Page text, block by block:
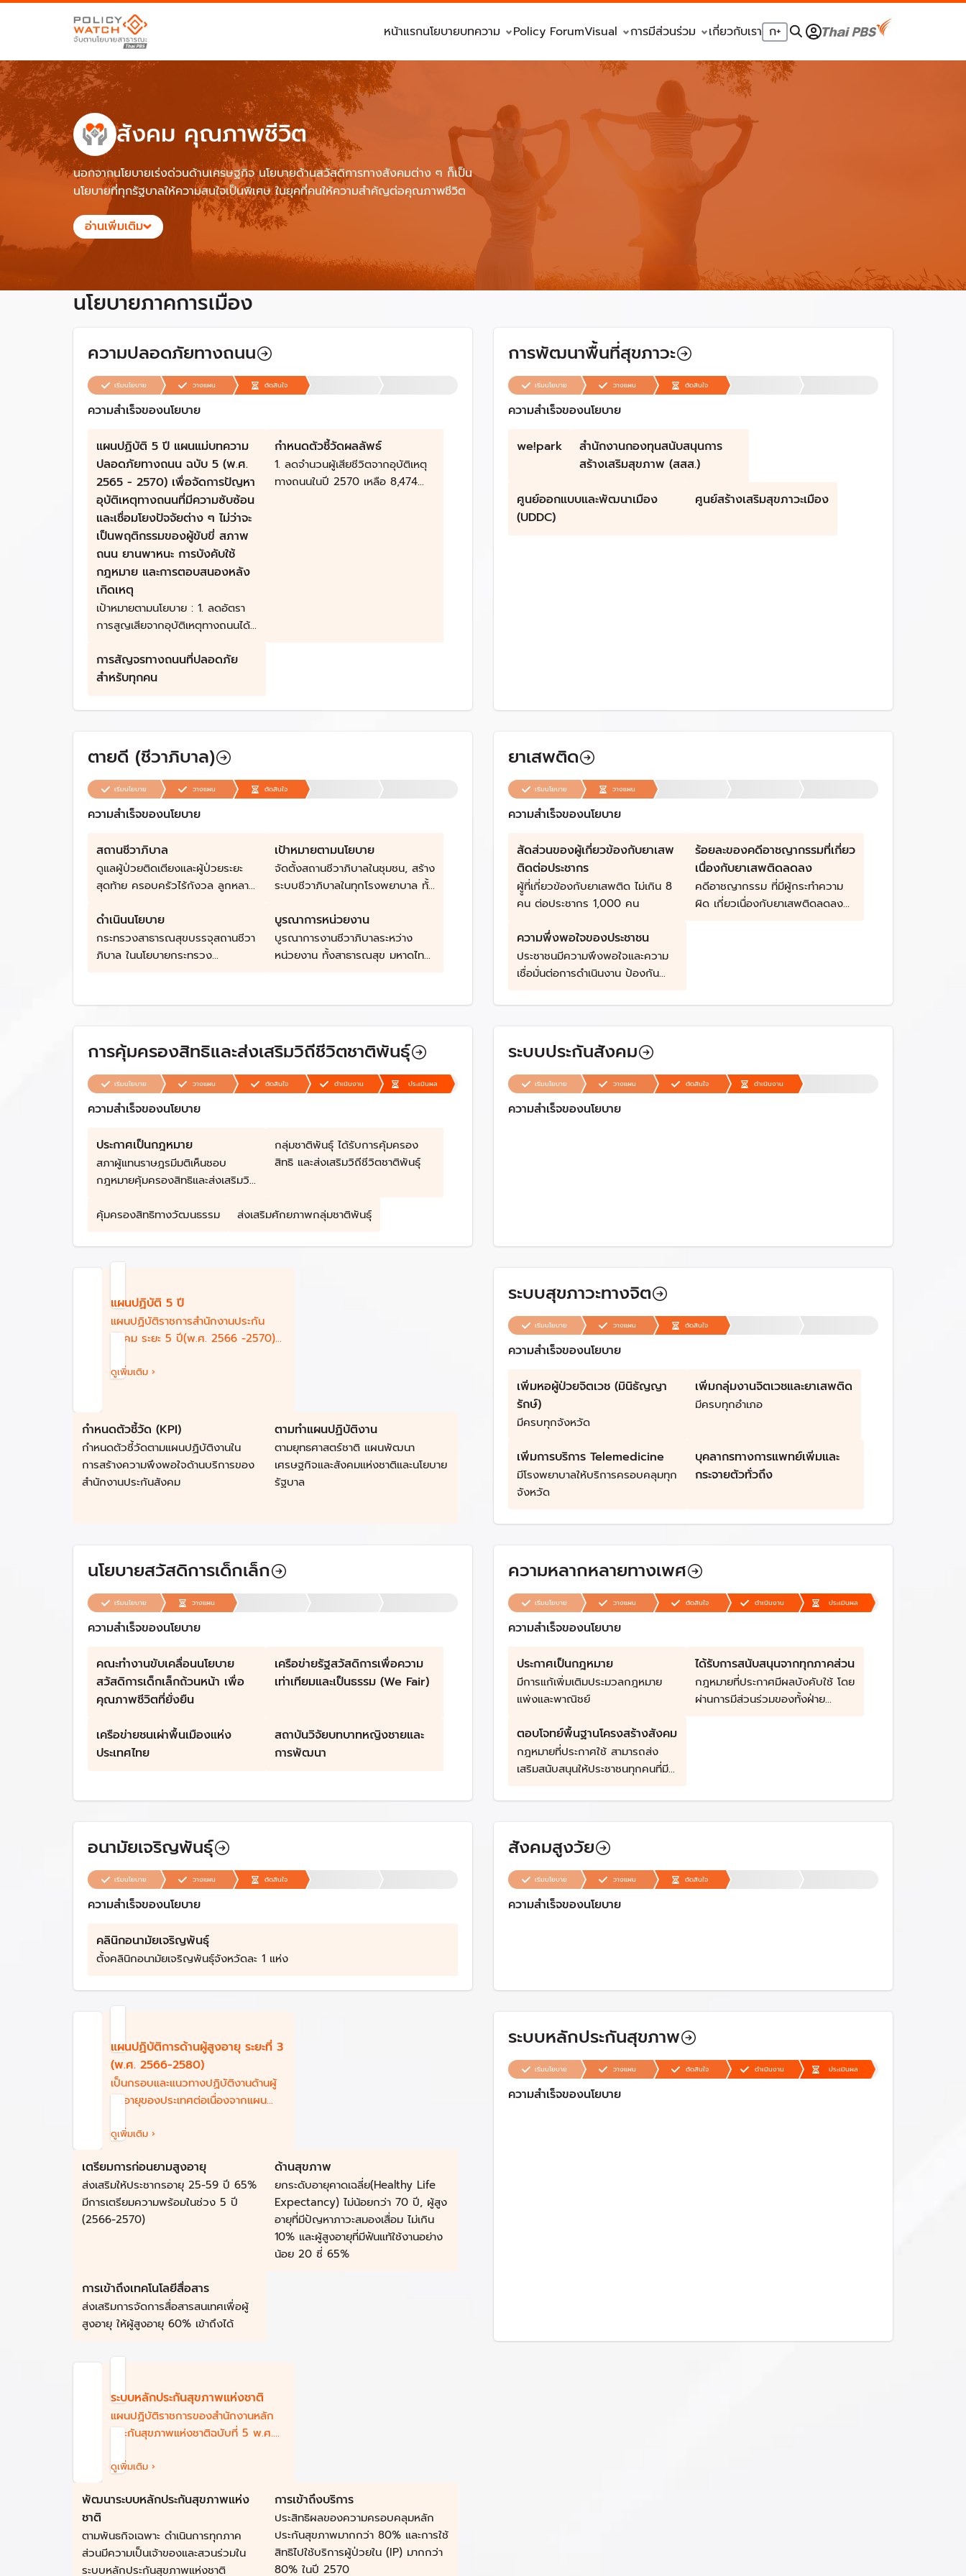
หน้าแรกนโยบายบทความ Policy ForumVisual การมีส่วนร่วม เกี่ยวกับเรา ก+
สังคม คุณภาพชีวิต
นอกจากนโยบายเร่งด่วนด้านเศรษฐกิจ นโยบายด้านสวัสดิการทางสังคมต่าง ๆ ก็เป็น
นโยบายที่ทุกรัฐบาลให้ความสนใจเป็นพิเศษ ในยุคที่คนให้ความสำคัญต่อคุณภาพชีวิต
อ่านเพิ่มเติม
นโยบายภาคการเมือง
ความปลอดภัยทางถนน
เริ่มนโยบาย วางแผน ตัดสินใจ
ความสำเร็จของนโยบาย
แผนปฏิบัติ 5 ปี แผนแม่บทความ
ปลอดภัยทางถนน ฉบับ 5 (พ.ศ.
2565 - 2570) เพื่อจัดการปัญหา
อุบัติเหตุทางถนนที่มีความซับซ้อน
และเชื่อมโยงปัจจัยต่าง ๆ ไม่ว่าจะ
เป็นพฤติกรรมของผู้ขับขี่ สภาพ
ถนน ยานพาหนะ การบังคับใช้
กฎหมาย และการตอบสนองหลัง
เกิดเหตุ
เป้าหมายตามนโยบาย : 1. ลดอัตรา
การสูญเสียจากอุบัติเหตุทางถนนได้
เดินทางซึ่งเป็นกลุ่มที่มีความเสี่ยงสูง
2. ยกระดับมาตรฐานความปลอดภัย
พัฒนาสภาพแวดล้อมที่ปลอดภัย
เลือกการสัญจรที่ปลอดภัยสำหรับผู้
เดินทางทุกรูปแบบ 4.4. วางรากฐาน
การบริหารจัดการด้านความ
ปลอดภัยทางถนนที่มีประสิทธิภาพ
โดยมีแผนงานที่ใช้ได้จริง สามารถ
กับทุกภาคส่วน มีกฎหมายที่
สนับสนุนการดำเนินงานด้านความ
ปลอดภัยเทียบเท่าสากล มีการ
ปลอดภัยทางถนนอย่างเพียงพอ
และเกิดระบบการติดตามและประเมิน
ผลการดำเนินงานที่มีประสิทธิภาพ
กำหนดตัวชี้วัดผลลัพธ์
1. ลดจำนวนผู้เสียชีวิตจากอุบัติเหตุ
ทางถนนในปี 2570 เหลือ 8,474
การสัญจรทางถนนที่ปลอดภัย
สำหรับทุกคน
การพัฒนาพื้นที่สุขภาวะ
เริ่มนโยบาย วางแผน ตัดสินใจ
ความสำเร็จของนโยบาย
we!park
สำนักงานกองทุนสนับสนุนการ
สร้างเสริมสุขภาพ (สสส.)
ศูนย์ออกแบบและพัฒนาเมือง
(UDDC)
ศูนย์สร้างเสริมสุขภาวะเมือง
ตายดี (ชีวาภิบาล)
เริ่มนโยบาย วางแผน ตัดสินใจ
ความสำเร็จของนโยบาย
สถานชีวาภิบาล
ดูแลผู้ป่วยติดเตียงและผู้ป่วยระยะ
สุดท้าย ครอบครัวไร้กังวล ลูกหลาน
เป้าหมายตามนโยบาย
จัดตั้งสถานชีวาภิบาลในชุมชน, สร้าง
ระบบชีวาภิบาลในทุกโรงพยาบาล ทั้ง
มีสถานชีวาภิบาลในทุกเขตสุขภาพ,
สถานชีวาภิบาลในกทม. 7 เขต
สุขภาพ และ มี Home ward ทุก
ดำเนินนโยบาย
กระทรวงสาธารณสุขบรรจุสถานชีวา
ภิบาล ในนโยบายกระทรวง
บูรณาการหน่วยงาน
บูรณาการงานชีวาภิบาลระหว่าง
หน่วยงาน ทั้งสาธารณสุข มหาดไทย
ยาเสพติด
เริ่มนโยบาย วางแผน
ความสำเร็จของนโยบาย
สัดส่วนของผู้เกี่ยวข้องกับยาเสพ
ติดต่อประชากร
ผูู้ที่เกี่ยวข้องกับยาเสพติด ไม่เกิน 8
คน ต่อประชากร 1,000 คน
ร้อยละของคดีอาชญากรรมที่เกี่ยว
เนื่องกับยาเสพติดลดลง
คดีอาชญากรรม ที่มีผู้กระทำความ
ผิด เกี่ยวเนื่องกับยาเสพติดลดลง
ความพึ่งพอใจของประชาชน
ประชาชนมีความพึงพอใจและความ
เชื่อมั่นต่อการดำเนินงาน ป้องกัน
อย่างน้อยร้อยละ 80
การคุ้มครองสิทธิและส่งเสริมวิถีชีวิตชาติพันธุ์
เริ่มนโยบาย วางแผน ตัดสินใจ ดำเนินงาน ประเมินผล
ความสำเร็จของนโยบาย
ประกาศเป็นกฎหมาย
สภาผู้แทนราษฎรมีมติเห็นชอบ
กฎหมายคุ้มครองสิทธิและส่งเสริมวิถี
กลุ่มชาติพันธุ์ ได้รับการคุ้มครอง
สิทธิ และส่งเสริมวิถีชีวิตชาติพันธุ์
คุ้มครองสิทธิทางวัฒนธรรม ส่งเสริมศักยภาพกลุ่มชาติพันธุ์
ระบบประกันสังคม
เริ่มนโยบาย วางแผน ตัดสินใจ ดำเนินงาน
ความสำเร็จของนโยบาย
แผนปฏิบัติ 5 ปี
แผนปฏิบัติราชการสำนักงานประกัน
สังคม ระยะ 5 ปี(พ.ศ. 2566 -2570)
บรรลุตามวิสัยทัศน์ “องค์กรแห่งความ
ดูเพิ่มเติม ›
กำหนดตัวชี้วัด (KPI)
กำหนดตัวชี้วัดตามแผนปฏิบัติงานใน
การสร้างความพึงพอใจด้านบริการของ
สำนักงานประกันสังคม
ตามทำแผนปฏิบัติงาน
ตามยุทธศาสตร์ชาติ แผนพัฒนา
เศรษฐกิจและสังคมแห่งชาติและนโยบาย
รัฐบาล
ระบบสุขภาวะทางจิต
เริ่มนโยบาย วางแผน ตัดสินใจ
ความสำเร็จของนโยบาย
เพิ่มหอผู้ป่วยจิตเวช (มินิธัญญา
รักษ์)
มีครบทุกจังหวัด
เพิ่มกลุ่มงานจิตเวชและยาเสพติด
มีครบทุกอำเภอ
เพิ่มการบริการ Telemedicine
มีโรงพยาบาลให้บริการครอบคลุมทุก
จังหวัด
บุคลากรทางการแพทย์เพิ่มและ
กระจายตัวทั่วถึง
นโยบายสวัสดิการเด็กเล็ก
เริ่มนโยบาย วางแผน
ความสำเร็จของนโยบาย
คณะทํางานขับเคลื่อนนโยบาย
สวัสดิการเด็กเล็กถ้วนหน้า เพื่อ
คุณภาพชีวิตที่ยั่งยืน
เครือข่ายรัฐสวัสดิการเพื่อความ
เท่าเทียมและเป็นธรรม (We Fair)
เครือข่ายชนเผ่าพื้นเมืองแห่ง
ประเทศไทย
สถาบันวิจัยบทบาทหญิงชายและ
การพัฒนา
ความหลากหลายทางเพศ
เริ่มนโยบาย วางแผน ตัดสินใจ ดำเนินงาน ประเมินผล
ความสำเร็จของนโยบาย
ประกาศเป็นกฎหมาย
มีการแก้เพิ่มเติมประมวลกฎหมาย
แพ่งและพาณิชย์
ได้รับการสนับสนุนจากทุกภาคส่วน
กฎหมายที่ประกาศมีผลบังคับใช้ โดย
ผ่านการมีส่วนร่วมของทั้งฝ่าย
ตอบโจทย์พื้นฐานโครงสร้างสังคม
กฎหมายที่ประกาศใช้ สามารถส่ง
เสริมสนับสนุนให้ประชาชนทุกคนที่มี
ภาคในการสร้างครอบครัวโดยมี
อนามัยเจริญพันธุ์
เริ่มนโยบาย วางแผน ตัดสินใจ
ความสำเร็จของนโยบาย
คลินิกอนามัยเจริญพันธุ์
ตั้งคลินิกอนามัยเจริญพันธุ์จังหวัดละ 1 แห่ง
สังคมสูงวัย
เริ่มนโยบาย วางแผน ตัดสินใจ
ความสำเร็จของนโยบาย
แผนปฏิบัติการด้านผู้สูงอายุ ระยะที่ 3
(พ.ศ. 2566-2580)
เป็นกรอบและแนวทางปฏิบัติงานด้านผู้
สูงอายุของประเทศต่อเนื่องจากแผน
ดูเพิ่มเติม ›
เตรียมการก่อนยามสูงอายุ
ส่งเสริมให้ประชากรอายุ 25-59 ปี 65%
มีการเตรียมความพร้อมในช่วง 5 ปี
(2566-2570)
ด้านสุขภาพ
ยกระดับอายุคาดเฉลี่ย(Healthy Life
Expectancy) ไม่น้อยกว่า 70 ปี, ผู้สูง
อายุที่มีปัญหาภาวะสมองเสื่อม ไม่เกิน
10% และผู้สูงอายุที่มีฟันแท้ใช้งานอย่าง
น้อย 20 ซี่ 65%
การเข้าถึงเทคโนโลยีสื่อสาร
ส่งเสริมการจัดการสื่อสารสนเทศเพื่อผู้
สูงอายุ ให้ผู้สูงอายุ 60% เข้าถึงได้
ระบบหลักประกันสุขภาพ
เริ่มนโยบาย วางแผน ตัดสินใจ ดำเนินงาน ประเมินผล
ความสำเร็จของนโยบาย
ระบบหลักประกันสุขภาพแห่งชาติ
แผนปฏิบัติราชการของสำนักงานหลัก
ประกันสุขภาพแห่งชาติฉบับที่ 5 พ.ศ.
ดูเพิ่มเติม ›
พัฒนาระบบหลักประกันสุขภาพแห่ง
ชาติ
ตามพันธกิจเฉพาะ ดำเนินการทุกภาค
ส่วนมีความเป็นเจ้าของและสวนร่วมใน
ระบบหลักประกันสุขภาพแห่งชาติ
การเข้าถึงบริการ
ประสิทธิผลของความครอบคลุมหลัก
ประกันสุขภาพมากกว่า 80% และการใช้
สิทธิไปใช้บริการผู้ป่วยใน (IP) มากกว่า
80% ในปี 2570